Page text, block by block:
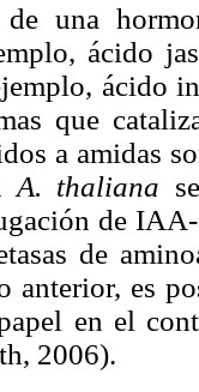
una
ácido
ácido
que
a amidas
A. thaliana
de
de
anterior, es
en el
2006).